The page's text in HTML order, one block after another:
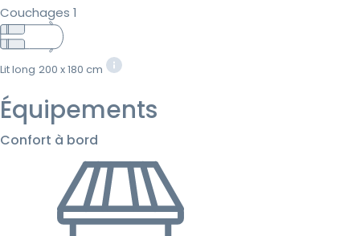
Couchages 1
Lit long 200 x 180 cm
Équipements
Confort à bord